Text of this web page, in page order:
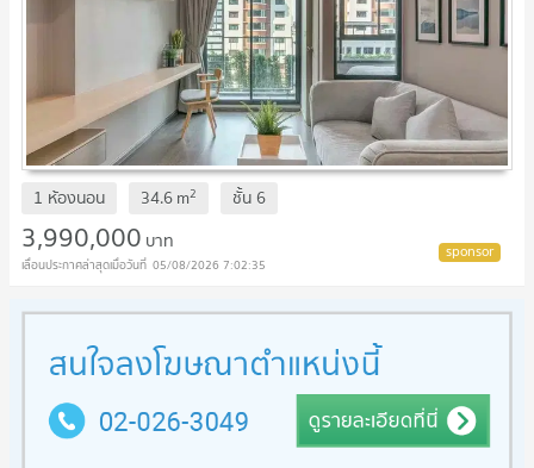
1 ห้องนอน 34.6m2 ชั้น 6
3,990,000 บาท
05/08/2026 7:02:35